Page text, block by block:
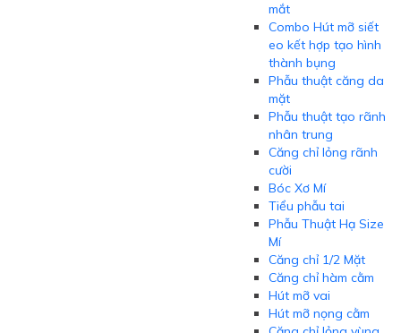
mắt
Combo Hút mỡ siết
eo kết hợp tạo hình
thành bụng
Phẫu thuật căng da
mặt
Phẫu thuật tạo rãnh
nhân trung
Căng chỉ lỏng rãnh
cười
Bóc Xơ Mí
Tiểu phẫu tai
Phẫu Thuật Hạ Size
Mí
Căng chỉ 1/2 Mặt
Căng chỉ hàm cằm
Hút mỡ vai
Hút mỡ nọng cằm